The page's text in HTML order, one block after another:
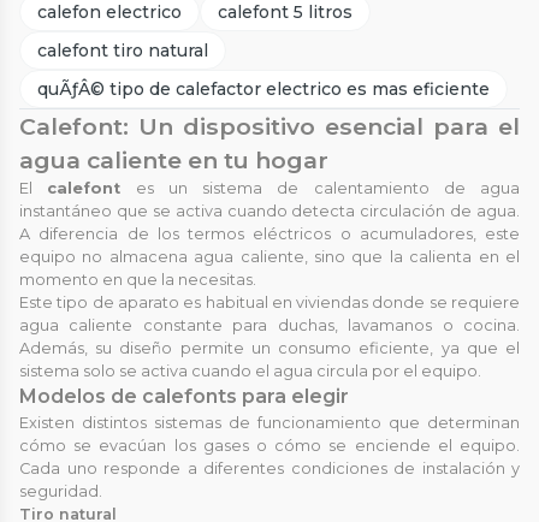
calefon electrico
calefont 5 litros
calefont tiro natural
quÃƒÂ© tipo de calefactor electrico es mas eficiente
Calefont: Un dispositivo esencial para el
agua caliente en tu hogar
El calefont es un sistema de calentamiento de agua
instantáneo que se activa cuando detecta circulación de agua.
A diferencia de los termos eléctricos o acumuladores, este
equipo no almacena agua caliente, sino que la calienta en el
momento en que la necesitas.
Este tipo de aparato es habitual en viviendas donde se requiere
agua caliente constante para duchas, lavamanos o cocina.
Además, su diseño permite un consumo eficiente, ya que el
sistema solo se activa cuando el agua circula por el equipo.
Modelos de calefonts para elegir
Existen distintos sistemas de funcionamiento que determinan
cómo se evacúan los gases o cómo se enciende el equipo.
Cada uno responde a diferentes condiciones de instalación y
seguridad.
Tiro natural